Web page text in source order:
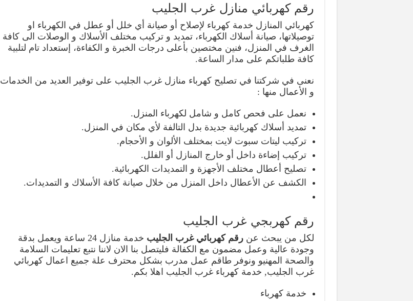
رقم كهربائي منازل غرب الجليب
كهربائي المنازل خدمة كهرباء لإصلاح أو صيانة أي خلل أو عطل في الكهرباء او
توصيلاتها، صيانة أسلاك الكهرباء، تمديد و تركيب مختلف الأسلاك و الوصلات الى كافة
الغرف في المنزل، فنين مختصين بأعلى درجات الخبرة و الكفاءة، إستعداد تام لتلبية
كافة طلباتكم على مدار الساعة.
نعنى في شركتنا في تصليح كهرباء منازل غرب الجليب على توفير العديد من الخدمات
و الأعمال منها :
نعمل على فحص كامل و شامل لكهرباء المنزل.
تمديد أسلاك كهربائية جديدة بدل التالفة لأي مكان في المنزل.
تركيب ليتات سبوت لايت بمختلف الألوان و الأحجام.
تركيب إضاءة داخل أو خارج المنازل أو الفلل.
تصليح أعطال مختلف الأجهزة و التمديدات الكهربائية.
الكشف عن الأعطال داخل المنزل من خلال صيانة كافة الأسلاك و التمديدات.
رقم كهربجي غرب الجليب
لكل من يبحث عنرقم كهربائي غرب الجليب
خدمة منازل 24 ساعة ويعمل بدقة
وجودة عالية وعمل مضمون مع الكفالة فليتصل بنا الان لاننا نتبع تعليمات السلامة
والصحة المهنيو ونوفر طاقم عمل مدرب بشكل محترف علة جميع اعمال كهربائي
غرب الجليب, خدمة كهرباء غرب الجليب اهلا بكم.
خدمة كهرباء